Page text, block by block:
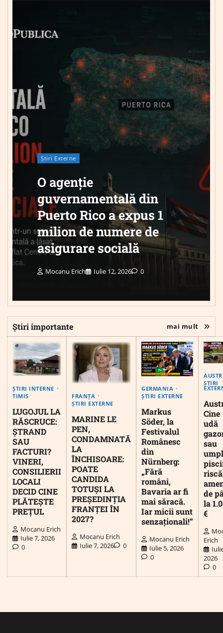
Știri Externe
O agenție
guvernamentală din
Puerto Rico a expus 1
milion de numere de
asigurare socială
Mocanu Erich Iulie 12, 2026 0
Știri importante mai mult
ȘTIRI INTERNE
TIMIS
LUGOJUL LA
RĂSCRUCE:
ȘTRAND
SAU
FACTURI?
VINERI,
CONSILIERII
LOCALI
DECID CINE
PLĂTEȘTE
PREȚUL
Mocanu Erich
Iulie 7, 2026
0
FRANȚA
ȘTIRI EXTERNE
MARINE LE
PEN,
CONDAMNATĂ
LA
ÎNCHISOARE:
POATE
CANDIDA
TOTUȘI LA
PREȘEDINȚIA
FRANȚEI ÎN
2027?
Mocanu Erich
Iulie 7, 2026
0
GERMANIA
ȘTIRI EXTERNE
Markus
Söder, la
Festivalul
Românesc
din
Nürnberg:
„Fără
români,
Bavaria ar fi
mai săracă.
Iar micii sunt
senzaționali!”
Mocanu Erich
Iulie 5, 2026
0
ȘTIRI
Cine
udă
sau
riscă
de
la
€
Erich
2026
0